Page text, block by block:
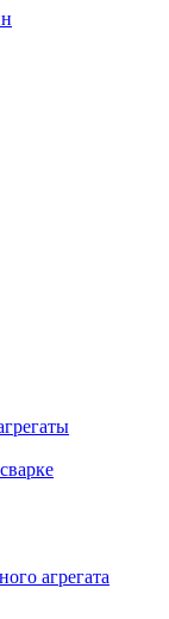
агрегата